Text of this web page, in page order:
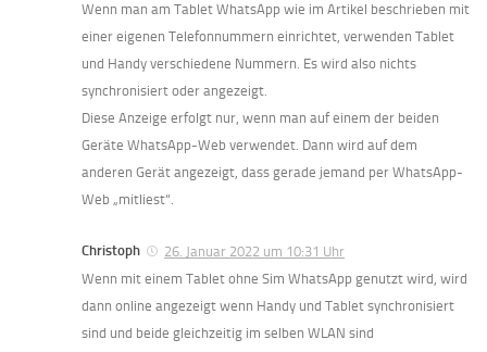
Wenn man am Tablet WhatsApp wie im Artikel beschrieben mit
einer eigenen Telefonnummern einrichtet, verwenden Tablet
und Handy verschiedene Nummern. Es wird also nichts
synchronisiert oder angezeigt.
Diese Anzeige erfolgt nur, wenn man auf einem der beiden
Geräte WhatsApp-Web verwendet. Dann wird auf dem
anderen Gerät angezeigt, dass gerade jemand per WhatsApp-
Web „mitliest“.
Christoph
26. Januar 2022 um 10:31 Uhr
Wenn mit einem Tablet ohne Sim WhatsApp genutzt wird, wird
dann online angezeigt wenn Handy und Tablet synchronisiert
sind und beide gleichzeitig im selben WLAN sind